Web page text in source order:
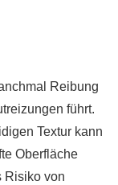
Reibung
führt.
Textur kann
Oberfläche
Risiko von